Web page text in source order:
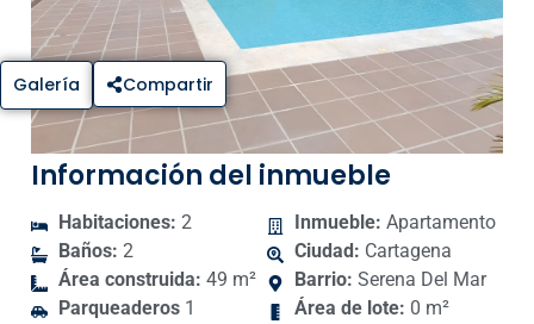
Galería Compartir
Información del inmueble
Habitaciones: 2
Baños: 2
Área construida: 49 m²
Parqueaderos 1
Inmueble: Apartamento
Ciudad: Cartagena
Barrio: Serena Del Mar
Área de lote: 0 m²